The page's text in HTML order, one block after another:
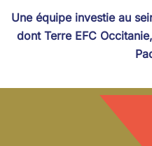
Une équipe investie au
dont Terre EFC